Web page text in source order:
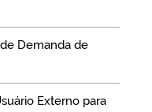
Demanda de
Externo para